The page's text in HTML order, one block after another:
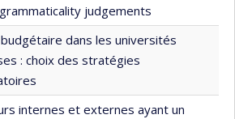
judgements
dans les universités
: choix des stratégies
internes et externes ayant un